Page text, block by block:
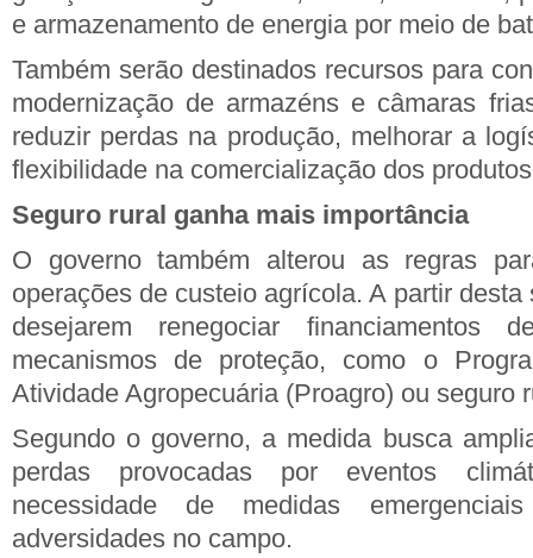
e armazenamento de energia por meio de
Também serão destinados recursos para
modernização de armazéns e câmaras
reduzir perdas na produção, melhorar a
flexibilidade na comercialização dos
Seguro rural ganha mais importância
O governo também alterou as regras
operações de custeio agrícola. A partir desta
desejarem renegociar financiamentos
mecanismos de proteção, como o
Atividade Agropecuária (Proagro) ou seguro
Segundo o governo, a medida busca
perdas provocadas por eventos
necessidade de medidas
adversidades no campo.